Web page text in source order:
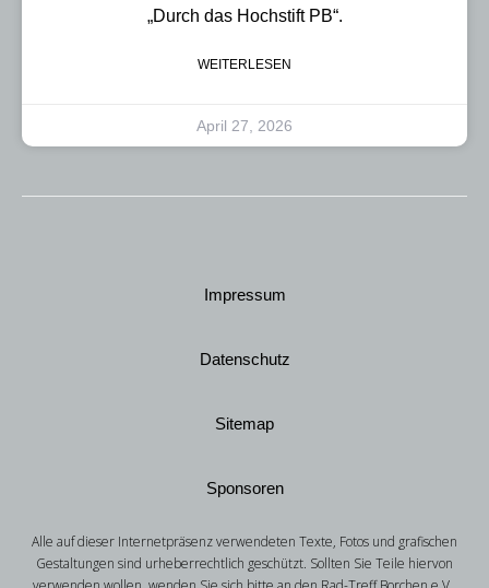
„Durch das Hochstift PB“.
WEITERLESEN
April 27, 2026
Impressum
Datenschutz
Sitemap
Sponsoren
Alle auf dieser Internetpräsenz verwendeten Texte, Fotos und grafischen
Gestaltungen sind urheberrechtlich geschützt. Sollten Sie Teile hiervon